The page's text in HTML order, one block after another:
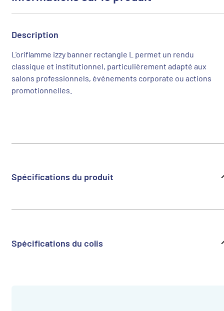
Description
L'oriflamme izzy banner rectangle L permet un rendu
classique et institutionnel, particulièrement adapté aux
salons professionnels, événements corporate ou actions
promotionnelles.
Spécifications du produit
Spécifications du colis